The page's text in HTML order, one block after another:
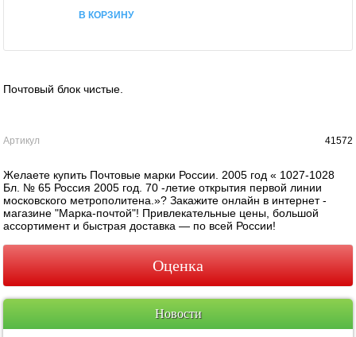
В КОРЗИНУ
Почтовый блок чистые.
Артикул 41572
Желаете купить Почтовые марки России. 2005 год « 1027-1028
Бл. № 65 Россия 2005 год. 70 -летие открытия первой линии
московского метрополитена.»? Закажите онлайн в интернет -
магазине "Марка-почтой"! Привлекательные цены, большой
ассортимент и быстрая доставка — по всей России!
Оценка
Новости